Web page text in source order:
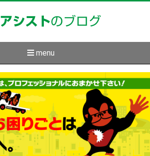
アシストのブログ
menu